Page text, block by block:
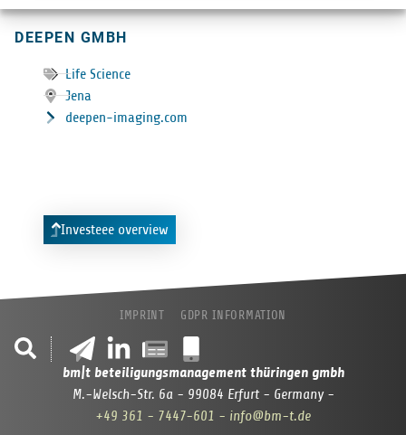
DEEPEN GMBH
Life Science
Jena
deepen-imaging.com
Investeee overview
IMPRINT GDPR INFORMATION
bm|t beteiligungsmanagement thüringen gmbh
M.-Welsch-Str. 6a - 99084 Erfurt - Germany -
+49 361 - 7447-601 - info@bm-t.de